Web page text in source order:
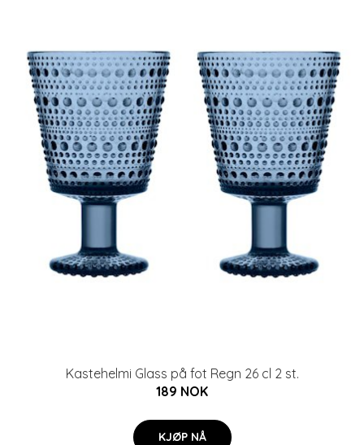
Kastehelmi Glass på fot Regn 26 cl 2 st.
189 NOK
KJØP NÅ